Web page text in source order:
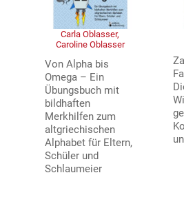
Carla Oblasser,
Caroline Oblasser
Von Alpha bis
Omega – Ein
Übungsbuch mit
bildhaften
Merkhilfen zum
altgriechischen
Alphabet für Eltern,
Schüler und
Schlaumeier